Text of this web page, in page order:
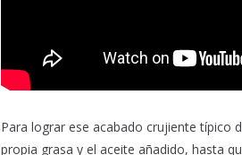
Para lograr ese acabado crujiente típico
propia grasa y el aceite añadido, hasta